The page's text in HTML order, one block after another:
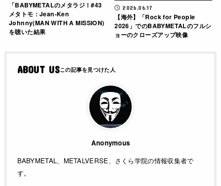
「BABYMETALのメタラジ！#43
メタトモ：Jean-Ken
Johnny(MAN WITH A MISSION)
を聴いた結果
2026.06.17
【海外】「Rock for People
2026」でのBABYMETALのフルシ
ョーのクローズアップ映像
ABOUT US
Anonymous
BABYMETAL、METALVERSE、さくら学院の情報収集者で
す。